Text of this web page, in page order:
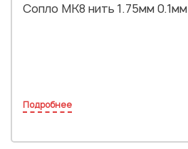
Сопло MK8 нить 1.75мм 0.1мм
Подробнее